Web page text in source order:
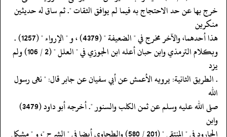
‏‏‏‏خرج بها عن حد الاحتجاج به فيما لم يوافق الثقات ". ثم ساق له حديثين
منكرين
‏‏‏‏هذا أحدهما، والآخر مخرج في " الضعيفة " (4379) ، و " الإرواء " (1257) .
‏‏‏‏وبكلام الترمذي وابن حبان أعله ابن الجوزي في " العلل " (2 / 106) ولم
يزد
‏‏‏‏. الطريق الثانية: يرويه الأعمش عن أبي سفيان عن جابر قال: " نهى رسول
الله
‏‏‏‏صلى الله عليه وسلم عن ثمن الكلب والسنور ". أخرجه أبو داود (3479)
وابن